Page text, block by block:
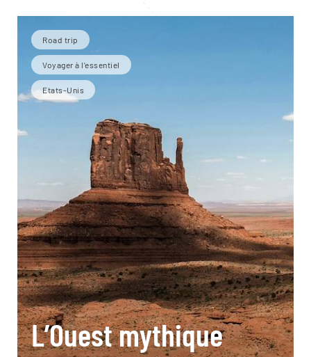
Road trip
Voyager à l’essentiel
Etats-Unis
L’Ouest mythique